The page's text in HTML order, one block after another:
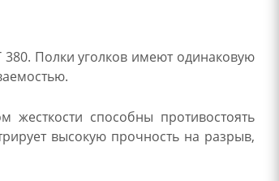
380. Полки уголков имеют одинаковую
жесткости способны противостоять
высокую прочность на разрыв,